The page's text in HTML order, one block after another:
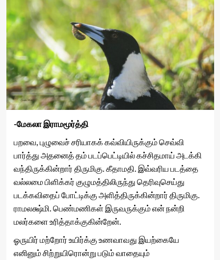
-மேகலா இராமமூர்த்தி
பறவை, புழுவைச் சரியாகக் கவ்வியிருக்கும் செவ்வி
பார்த்து அதனைத் தம் படப்பெட்டியில் கச்சிதமாய் அடக்கி
வந்திருக்கின்றார் திருமிகு. கீதாமதி. இவ்வரிய படத்தை
வல்லமை பிளிக்கர் குழுமத்திலிருந்து தெரிவுசெய்து
படக்கவிதைப் போட்டிக்கு அளித்திருக்கின்றார் திருமிகு.
ராமலக்ஷ்மி. பெண்மணிகள் இருவருக்கும் என் நன்றி
மலர்களை உரித்தாக்குகின்றேன்.
ஓருயிர் மற்றோர் உயிர்க்கு உணவாவது இயற்கையே
எனினும் சிற்றுயிரொன்று படும் வாதையும்